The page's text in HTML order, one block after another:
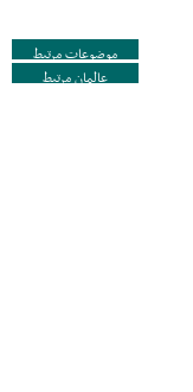
موضوعات مرتبط
عالمان مرتبط